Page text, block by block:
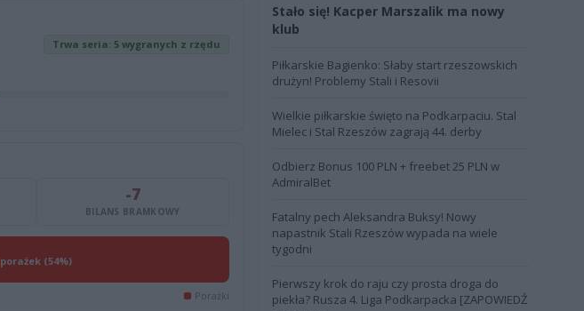
Trwa seria: 5 wygranych z rzędu
-7
BILANS BRAMKOWY
porażek (54%)
Porażki
Stało się! Kacper Marszalik ma nowy
klub
Piłkarskie Bagienko: Słaby start rzeszowskich
drużyn! Problemy Stali i Resovii
Wielkie piłkarskie święto na Podkarpaciu. Stal
Mielec i Stal Rzeszów zagrają 44. derby
Odbierz Bonus 100 PLN + freebet 25 PLN w
AdmiralBet
Fatalny pech Aleksandra Buksy! Nowy
napastnik Stali Rzeszów wypada na wiele
tygodni
Pierwszy krok do raju czy prosta droga do
piekła? Rusza 4. Liga Podkarpacka [ZAPOWIEDŹ